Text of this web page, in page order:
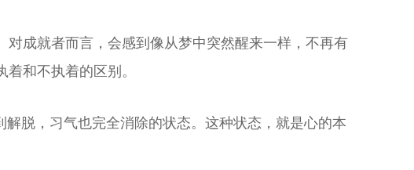
成就者而言，会感到像从梦中突然醒来一样，不再有
和不执着的区别。
脱，习气也完全消除的状态。这种状态，就是心的本